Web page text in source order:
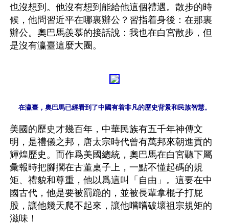
也沒想到。他沒有想到能給他這個禮遇。散步的時
候，他問習近平在哪裏辦公？習指着身後：在那裏
辦公。奧巴馬羨慕的接話說：我也在白宮散步，但
在瀛臺，奧巴馬已經看到了中國有着非凡的歷史背景和民族智慧。
美國的歷史才幾百年，中華民族有五千年神傳文
明，是禮儀之邦，唐太宗時代曾有萬邦來朝進貢的
輝煌歷史。而作爲美國總統，奧巴馬在白宮聽下屬
彙報時把腳擱在古董桌子上，一點不懂起碼的規
矩、禮貌和尊重，他以爲這叫「自由」。這要在中
國古代，他是要被罰跪的，並被長輩拿棍子打屁
股，讓他幾天爬不起來，讓他嚐嚐破壞祖宗規矩的
滋味！